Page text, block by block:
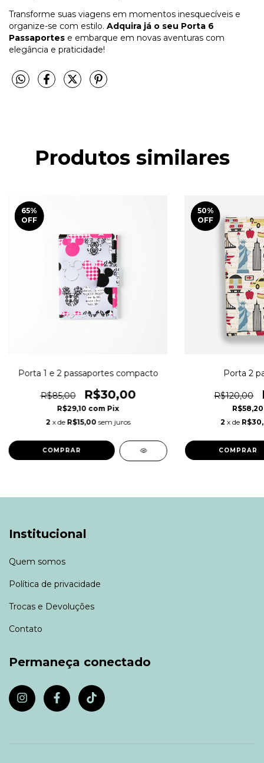
Transforme suas viagens em momentos inesquecíveis e
organize-se com estilo. Adquira já o seu Porta 6
Passaportes e embarque em novas aventuras com
elegância e praticidade!
Produtos similares
65%
OFF
Porta 1 e 2 passaportes compacto
R$85,00 R$30,00
R$29,10 com Pix
2 x de R$15,00 sem juros
COMPRAR
50%
OFF
Porta 2
R$120,00
2 x de
COMPRAR
Institucional
Quem somos
Política de privacidade
Trocas e Devoluções
Contato
Permaneça conectado